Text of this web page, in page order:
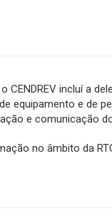
CENDREV incluí a
equipamento e de
e comunicação
no âmbito da